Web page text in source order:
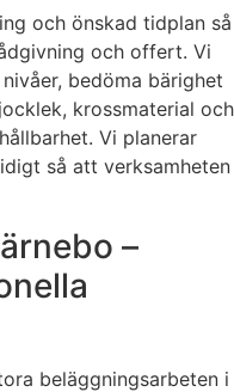
och önskad tidplan så
och offert. Vi
bedöma bärighet
krossmaterial och
Vi planerar
så att verksamheten
–
beläggningsarbeten i